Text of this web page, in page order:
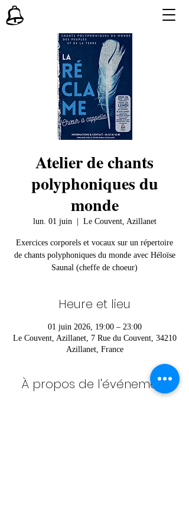
Atelier de chants
polyphoniques du
monde
lun. 01 juin
  |
Le Couvent, Azillanet
Exercices corporels et vocaux sur un répertoire
de chants polyphoniques du monde avec Héloïse
Saunal (cheffe de choeur)
Heure et lieu
01 juin 2026, 19:00 – 23:00
Le Couvent, Azillanet, 7 Rue du Couvent, 34210
Azillanet, France
À propos de l'événement